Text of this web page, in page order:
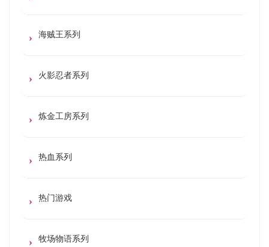
海贼王系列
火影忍者系列
炼金工房系列
热血系列
热门游戏
牧场物语系列